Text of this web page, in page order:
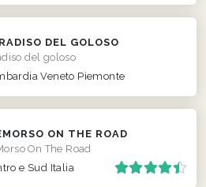
DEL GOLOSO
del goloso
Veneto Piemonte
ON THE ROAD
On The Road
e Sud Italia